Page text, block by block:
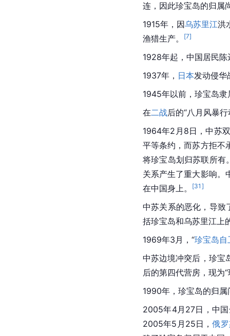
连，因此珍宝岛的归属
1915年，因乌苏里江洪
渔猎生产。
[7]
1928年起，中国居民
1937年， 日本发动侵华
1945年以前，珍宝岛隶
在二战后的“八月风暴
1964年2月8日，中苏
平等条约，而苏方拒不
将珍宝岛划归苏联所有
关系产生了重大影响。
在中国身上。
[31 ]
中苏关系的恶化，导致
括珍宝岛和乌苏里江上
1969年3月，“珍宝岛自
中苏边境冲突后，珍宝
后的第四代营房，现为
1990年，珍宝岛的归
2005年4月27日，中
2005年5月25日，俄